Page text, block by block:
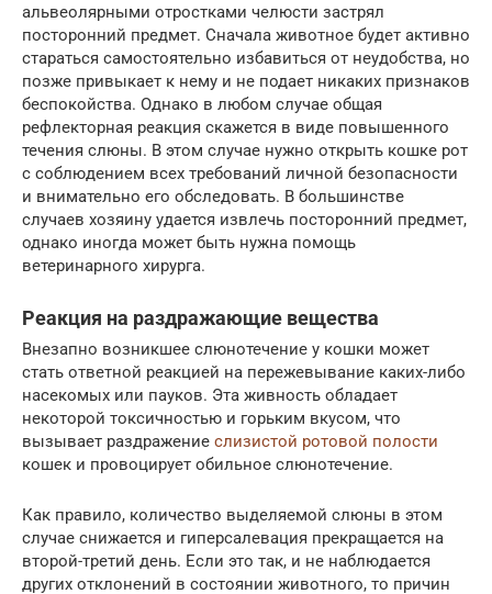
альвеолярными отростками челюсти застрял
посторонний предмет. Сначала животное будет активно
стараться самостоятельно избавиться от неудобства, но
позже привыкает к нему и не подает никаких признаков
беспокойства. Однако в любом случае общая
рефлекторная реакция скажется в виде повышенного
течения слюны. В этом случае нужно открыть кошке рот
с соблюдением всех требований личной безопасности
и внимательно его обследовать. В большинстве
случаев хозяину удается извлечь посторонний предмет,
однако иногда может быть нужна помощь
ветеринарного хирурга.
Реакция на раздражающие вещества
Внезапно возникшее слюнотечение у кошки может
стать ответной реакцией на пережевывание каких-либо
насекомых или пауков. Эта живность обладает
некоторой токсичностью и горьким вкусом, что
вызывает раздражение слизистой ротовой полости
кошек и провоцирует обильное слюнотечение.
Как правило, количество выделяемой слюны в этом
случае снижается и гиперсалевация прекращается на
второй-третий день. Если это так, и не наблюдается
других отклонений в состоянии животного, то причин